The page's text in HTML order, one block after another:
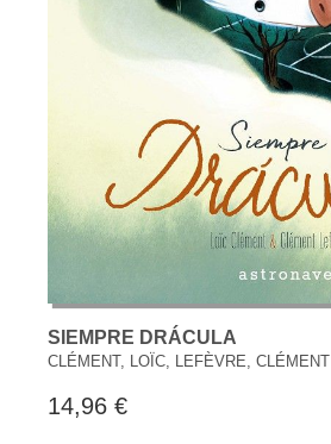
SIEMPRE DRÁCULA
CLÉMENT, LOÏC, LEFÈVRE, CLÉMENT
14,96 €